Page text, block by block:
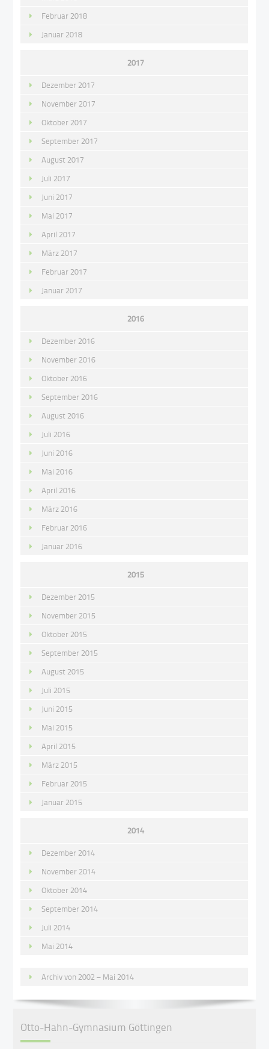
Februar 2018
Januar 2018
2017
Dezember 2017
November 2017
Oktober 2017
September 2017
August 2017
Juli 2017
Juni 2017
Mai 2017
April 2017
März 2017
Februar 2017
Januar 2017
2016
Dezember 2016
November 2016
Oktober 2016
September 2016
August 2016
Juli 2016
Juni 2016
Mai 2016
April 2016
März 2016
Februar 2016
Januar 2016
2015
Dezember 2015
November 2015
Oktober 2015
September 2015
August 2015
Juli 2015
Juni 2015
Mai 2015
April 2015
März 2015
Februar 2015
Januar 2015
2014
Dezember 2014
November 2014
Oktober 2014
September 2014
Juli 2014
Mai 2014
Archiv von 2002 – Mai 2014
Otto-Hahn-Gymnasium Göttingen